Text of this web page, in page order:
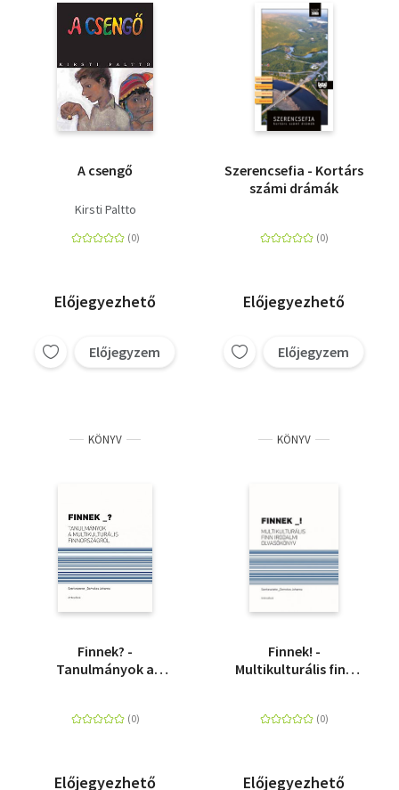
A csengő
Kirsti Paltto
Előjegyezhető
Előjegyzem
Szerencsefia - Kortárs
számi drámák
Előjegyezhető
Előjegyzem
KÖNYV
Finnek? -
Tanulmányok a
Előjegyezhető
KÖNYV
Finnek! -
Multikulturális finn
Előjegyezhető